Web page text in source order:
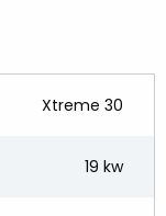
Xtreme 30
19 kw